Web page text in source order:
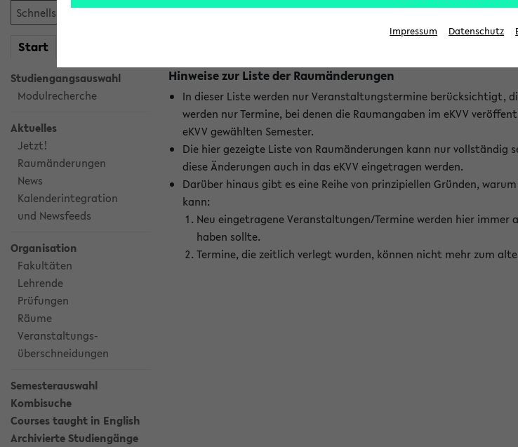
Start
Studiengangsauswahl
Modulrecherche
Aktuelles
Jetzt!
Raumänderungen
News
Kalenderintegration
und Newsfeeds
Organisation
Fakultäten
Lehrende
Prüfungen
Räume
Veranstaltungs-
überschneidungen
Semesterauswahl
Kombisuche
Courses taught in English
Archivierte Studiengänge
Hinweise zur Liste der Raumänderungen
In dieser Liste werden nur Veranstaltungstermine berücksichtigt,
werden nur Termine, bei denen die Raumangaben im eKVV
eKVV gewählten Semester.
Die hier gezeigte Liste von Raumänderungen kann nur
diese Änderungen auch in das eKVV eingetragen werden.
Darüber hinaus gibt es eine Reihe von prinzipiellen Gründen,
kann:
Neu eingetragene Veranstaltungen/Termine werden hier
haben sollte.
Termine, die zeitlich verlegt wurden, können nicht mehr zum
Impressum Datenschutz